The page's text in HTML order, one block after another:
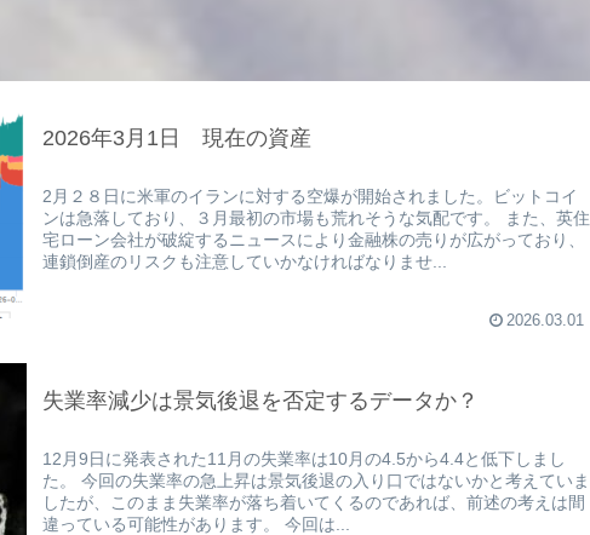
2026年3月1日 現在の資産
2月２８日に米軍のイランに対する空爆が開始されました。ビットコイ
ンは急落しており、３月最初の市場も荒れそうな気配です。 また、英住
宅ローン会社が破綻するニュースにより金融株の売りが広がっており、
連鎖倒産のリスクも注意していかなければなりませ...
2026.03.01
失業率減少は景気後退を否定するデータか？
12月9日に発表された11月の失業率は10月の4.5から4.4と低下しまし
た。 今回の失業率の急上昇は景気後退の入り口ではないかと考えていま
したが、このまま失業率が落ち着いてくるのであれば、前述の考えは間
違っている可能性があります。 今回は...